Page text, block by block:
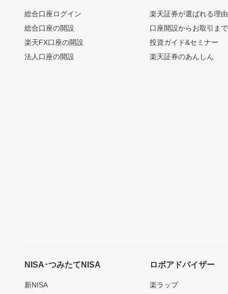
総合口座ログイン
総合口座の開設
楽天FX口座の開設
法人口座の開設
楽天証券が選ばれる理由
口座開設からお取引ま
投資ガイド&セミナー
楽天証券のあんしん
NISA･つみたてNISA
新NISA
ロボアドバイザー
楽ラップ